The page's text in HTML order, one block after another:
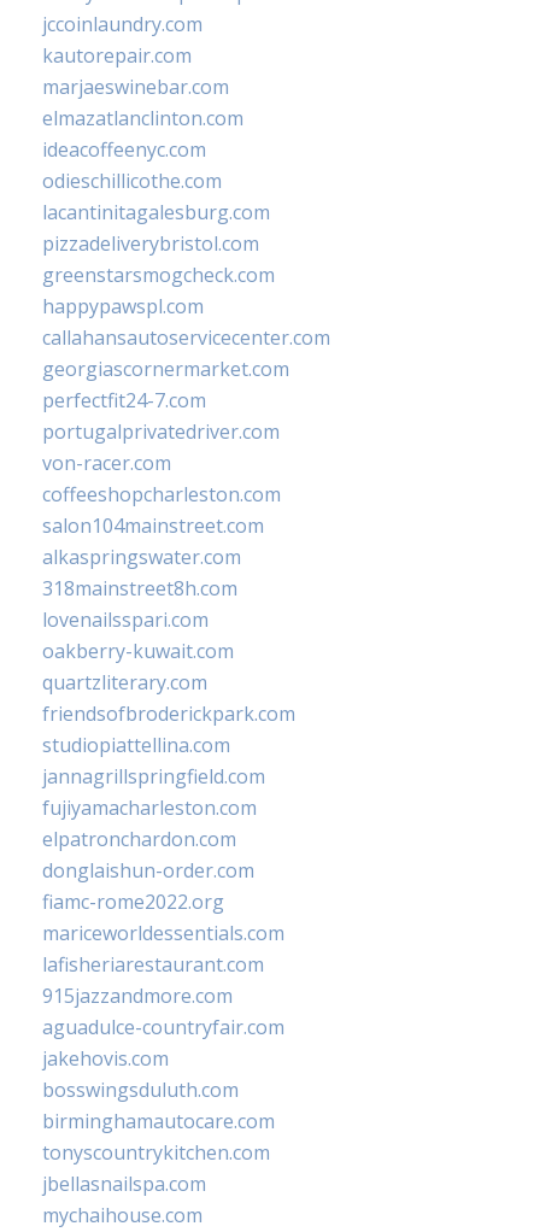
jccoinlaundry.com
kautorepair.com
marjaeswinebar.com
elmazatlanclinton.com
ideacoffeenyc.com
odieschillicothe.com
lacantinitagalesburg.com
pizzadeliverybristol.com
greenstarsmogcheck.com
happypawspl.com
callahansautoservicecenter.com
georgiascornermarket.com
perfectfit24-7.com
portugalprivatedriver.com
von-racer.com
coffeeshopcharleston.com
salon104mainstreet.com
alkaspringswater.com
318mainstreet8h.com
lovenailsspari.com
oakberry-kuwait.com
quartzliterary.com
friendsofbroderickpark.com
studiopiattellina.com
jannagrillspringfield.com
fujiyamacharleston.com
elpatronchardon.com
donglaishun-order.com
fiamc-rome2022.org
mariceworldessentials.com
lafisheriarestaurant.com
915jazzandmore.com
aguadulce-countryfair.com
jakehovis.com
bosswingsduluth.com
birminghamautocare.com
tonyscountrykitchen.com
jbellasnailspa.com
mychaihouse.com